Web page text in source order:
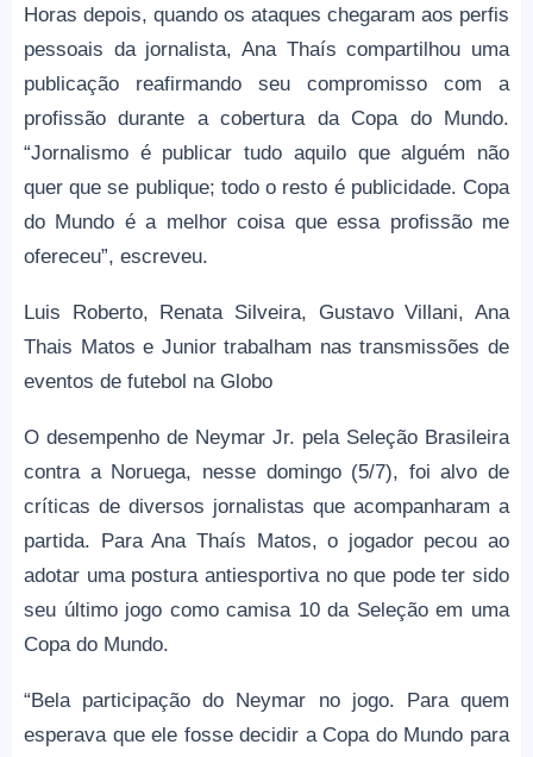
Horas depois, quando os ataques chegaram aos perfis
pessoais da jornalista, Ana Thaís compartilhou uma
publicação reafirmando seu compromisso com a
profissão durante a cobertura da Copa do Mundo.
“Jornalismo é publicar tudo aquilo que alguém não
quer que se publique; todo o resto é publicidade. Copa
do Mundo é a melhor coisa que essa profissão me
ofereceu”, escreveu.
Luis Roberto, Renata Silveira, Gustavo Villani, Ana
Thais Matos e Junior trabalham nas transmissões de
eventos de futebol na Globo
O desempenho de Neymar Jr. pela Seleção Brasileira
contra a Noruega, nesse domingo (5/7), foi alvo de
críticas de diversos jornalistas que acompanharam a
partida. Para Ana Thaís Matos, o jogador pecou ao
adotar uma postura antiesportiva no que pode ter sido
seu último jogo como camisa 10 da Seleção em uma
Copa do Mundo.
“Bela participação do Neymar no jogo. Para quem
esperava que ele fosse decidir a Copa do Mundo para